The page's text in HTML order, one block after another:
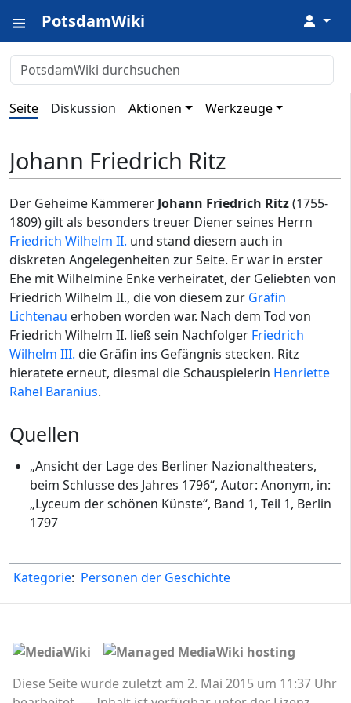
PotsdamWiki ↓
Seite Diskussion Aktionen Werkzeuge
Johann Friedrich Ritz
Der Geheime Kämmerer Johann Friedrich Ritz(1755-
1809) gilt als besonders treuer Diener seines Herrn
Friedrich Wilhelm II. und stand diesem auch in
diskreten Angelegenheiten zur Seite. Er war in erster
Ehe mit Wilhelmine Enke verheiratet, der Geliebten von
Friedrich Wilhelm II., die von diesem zur Gräfin
Lichtenau erhoben worden war. Nach dem Tod von
Friedrich Wilhelm II. ließ sein Nachfolger Friedrich
Wilhelm III. die Gräfin ins Gefängnis stecken. Ritz
hieratete erneut, diesmal die Schauspielerin Henriette
Rahel Baranius.
Quellen
„Ansicht der Lage des Berliner Nazionaltheaters,
beim Schlusse des Jahres 1796“, Autor: Anonym, in:
„Lyceum der schönen Künste“, Band 1, Teil 1, Berlin
1797
Kategorie: Personen der Geschichte
Diese Seite wurde zuletzt am 2. Mai 2015 um 11:37 Uhr